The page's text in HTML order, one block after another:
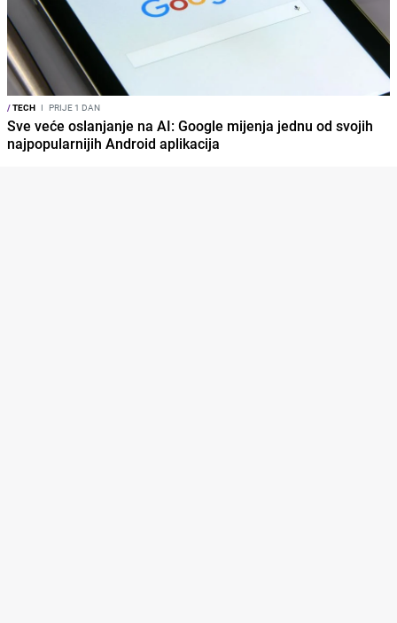
/TECH I PRIJE 1 DAN
Sve veće oslanjanje na AI: Google mijenja jednu od svojih
najpopularnijih Android aplikacija